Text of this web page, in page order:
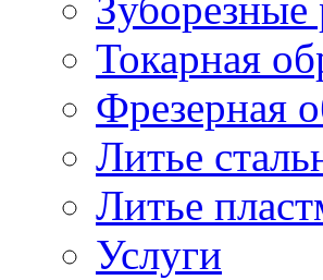
Зуборезные
Токарная
Фрезерная
Литье
Литье
Услуги